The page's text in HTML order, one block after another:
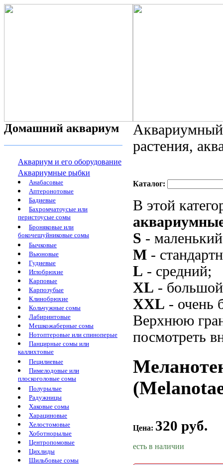
Домашний аквариум
Аквариум и его оборудование
Аквариумные рыбки
Анабасовые
Аптеронотовые
Бадиевые
Бахромчатоусые или
перистоусые сомы
Броняковые или
бокочешуйниковые сомы
Бычковые
Вьюновые
Гудиевые
Иглобрюхие
Карповые
Карпозубые
Клинобрюхие
Кольчужные сомы
Лабиринтовые
Мешкожаберные сомы
Нотоптеровые или спиноперые
Панцирные сомы или
каллихтовые
Пецилиевые
Пимелодовые или
плоскоголовые сомы
Полурылые
Радужницы
Хаковые сомы
Харациновые
Хелостомовые
Хоботнорылые
Центропомовые
Цихлиды
Шильбовые сомы
растения,
Каталог:
В этой
S -
M -
L - средний;
XL -
XXL - очень
Верхнюю
посмотреть
Цена: 320 руб.
есть в наличии